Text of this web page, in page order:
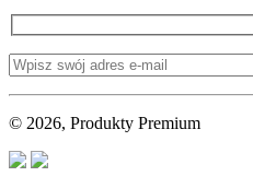
© 2026, Produkty Premium